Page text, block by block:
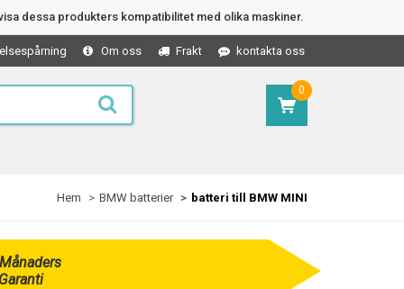
dessa produkters kompatibilitet med olika maskiner.
kontakta oss
Frakt
Om oss
0
Hem BMW batterier batteri till BMW MINI